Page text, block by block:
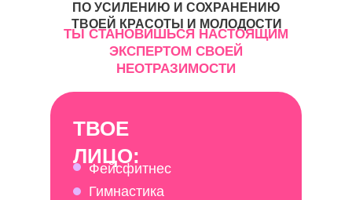
ПО УСИЛЕНИЮ И СОХРАНЕНИЮ
ТВОЕЙ КРАСОТЫ И МОЛОДОСТИ
ТВОЕ
ЛИЦО:
Фейсфитнес
Гимнастика
ТЫ СТАНОВИШЬСЯ НАСТОЯЩИМ
ЭКСПЕРТОМ СВОЕЙ
НЕОТРАЗИМОСТИ